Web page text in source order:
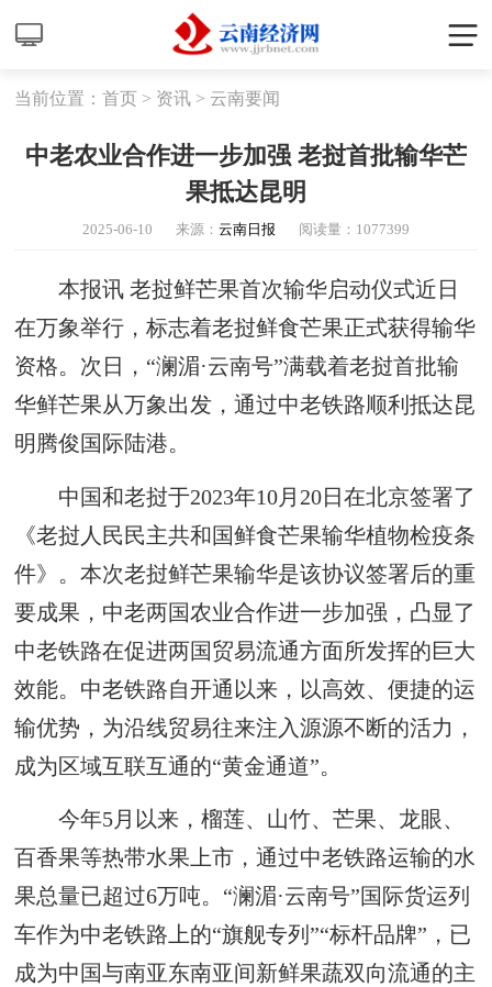
当前位置：首页 > 资讯 > 云南要闻
中老农业合作进一步加强 老挝首批输华芒
果抵达昆明
2025-06-10 来源： 云南日报 阅读量： 1077399
本报讯 老挝鲜芒果首次输华启动仪式近日
在万象举行，标志着老挝鲜食芒果正式获得输华
资格。次日，“澜湄·云南号”满载着老挝首批输
华鲜芒果从万象出发，通过中老铁路顺利抵达昆
明腾俊国际陆港。
中国和老挝于2023年10月20日在北京签署了
《老挝人民民主共和国鲜食芒果输华植物检疫条
件》。本次老挝鲜芒果输华是该协议签署后的重
要成果，中老两国农业合作进一步加强，凸显了
中老铁路在促进两国贸易流通方面所发挥的巨大
效能。中老铁路自开通以来，以高效、便捷的运
输优势，为沿线贸易往来注入源源不断的活力，
成为区域互联互通的“黄金通道”。
今年5月以来，榴莲、山竹、芒果、龙眼、
百香果等热带水果上市，通过中老铁路运输的水
果总量已超过6万吨。“澜湄·云南号”国际货运列
车作为中老铁路上的“旗舰专列”“标杆品牌”，已
成为中国与南亚东南亚间新鲜果蔬双向流通的主